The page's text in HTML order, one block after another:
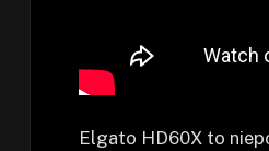
Elgato HD60X to